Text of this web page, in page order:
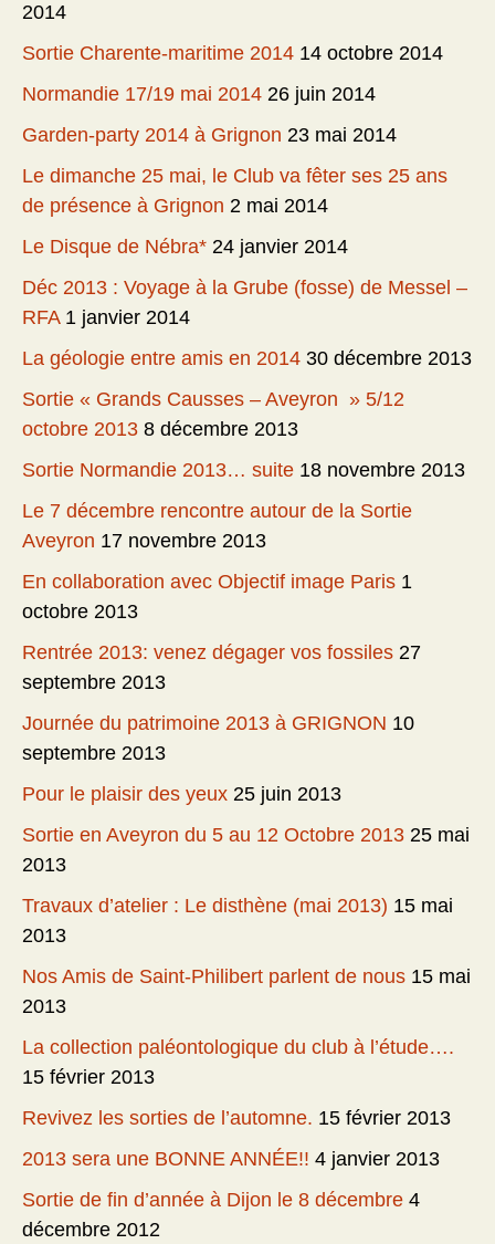
2014
Sortie Charente-maritime 2014 14 octobre 2014
Normandie 17/19 mai 2014 26 juin 2014
Garden-party 2014 à Grignon 23 mai 2014
Le dimanche 25 mai, le Club va fêter ses 25 ans
de présence à Grignon 2 mai 2014
Le Disque de Nébra* 24 janvier 2014
Déc 2013 : Voyage à la Grube (fosse) de Messel –
RFA 1 janvier 2014
La géologie entre amis en 2014 30 décembre 2013
Sortie « Grands Causses – Aveyron » 5/12
octobre 2013 8 décembre 2013
Sortie Normandie 2013… suite 18 novembre 2013
Le 7 décembre rencontre autour de la Sortie
Aveyron 17 novembre 2013
En collaboration avec Objectif image Paris 1
octobre 2013
Rentrée 2013: venez dégager vos fossiles 27
septembre 2013
Journée du patrimoine 2013 à GRIGNON 10
septembre 2013
Pour le plaisir des yeux 25 juin 2013
Sortie en Aveyron du 5 au 12 Octobre 2013 25 mai
2013
Travaux d’atelier : Le disthène (mai 2013) 15 mai
2013
Nos Amis de Saint-Philibert parlent de nous 15 mai
2013
La collection paléontologique du club à l’étude….
15 février 2013
Revivez les sorties de l’automne. 15 février 2013
2013 sera une BONNE ANNÉE!! 4 janvier 2013
Sortie de fin d’année à Dijon le 8 décembre 4
décembre 2012